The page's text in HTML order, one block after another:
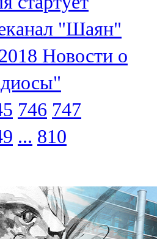
"Шаян"
Новости о
746 747
... 810